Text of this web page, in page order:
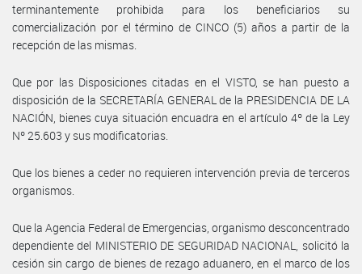
terminantemente prohibida para los beneficiarios su
comercialización por el término de CINCO (5) años a partir de la
recepción de las mismas.
Que por las Disposiciones citadas en el VISTO, se han puesto a
disposición de la SECRETARÍA GENERAL de la PRESIDENCIA DE LA
NACIÓN, bienes cuya situación encuadra en el artículo 4º de la Ley
Nº 25.603 y sus modificatorias.
Que los bienes a ceder no requieren intervención previa de terceros
organismos.
Que la Agencia Federal de Emergencias, organismo desconcentrado
dependiente del MINISTERIO DE SEGURIDAD NACIONAL, solicitó la
cesión sin cargo de bienes de rezago aduanero, en el marco de los